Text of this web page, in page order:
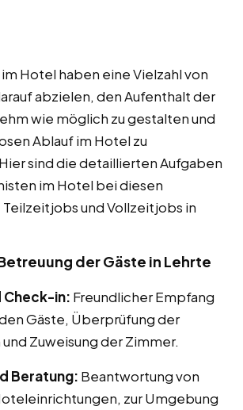
Hotel haben eine Vielzahl von
abzielen, den Aufenthalt der
wie möglich zu gestalten und
Ablauf im Hotel zu
sind die detaillierten Aufgaben
im Hotel bei diesen
und Vollzeitjobs in
der Gäste in Lehrte
Check-in: Freundlicher Empfang
Gäste, Überprüfung der
Zuweisung der Zimmer.
Beratung: Beantwortung von
zur Umgebung